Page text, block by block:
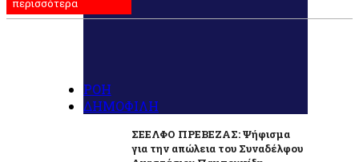
περισσότερα
ΡΟΗ
ΔΗΜΟΦΙΛΗ
ΣΕΕΛΦΟ ΠΡΕΒΕΖΑΣ: Ψήφισμα
για την απώλεια του Συναδέλφου